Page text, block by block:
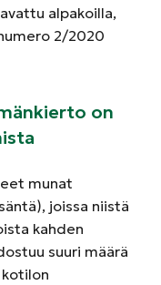
alpakoilla,
2/2020
on
munat
joissa niistä
kahden
suuri määrä